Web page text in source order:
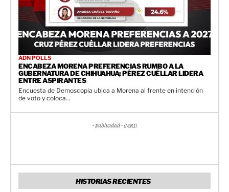
ADN POLLS
ENCABEZA MORENA PREFERENCIAS RUMBO A LA
GUBERNATURA DE CHIHUAHUA; PÉREZ CUÉLLAR LIDERA
ENTRE ASPIRANTES
Encuesta de Demoscopia ubica a Morena al frente en intención
de voto y coloca...
- Publicidad - (MR1)
HISTORIAS RECIENTES